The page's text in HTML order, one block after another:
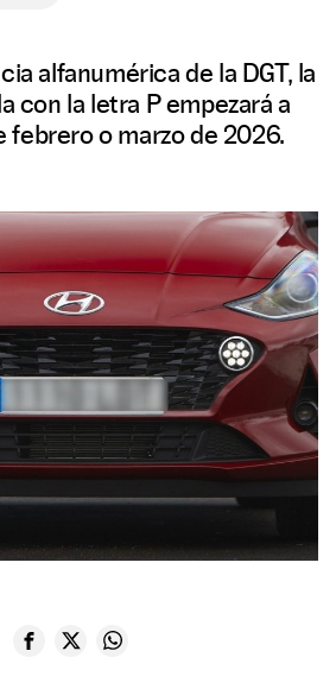
alfanumérica de la DGT, la
con la letra P empezará a
febrero o marzo de 2026.